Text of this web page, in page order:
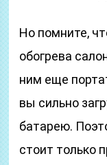
Но помните,
обогрева
ним еще
вы сильно
батарею.
стоит только